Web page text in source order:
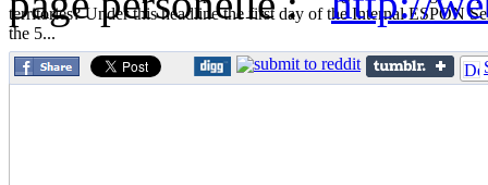
territories? Under this headline the first day of the Internal ESPON
the 5...